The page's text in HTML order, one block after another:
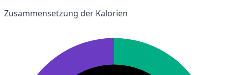
Zusammensetzung der Kalorien